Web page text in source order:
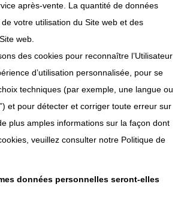
après-vente. La quantité de données
votre utilisation du Site web et des
web.
des cookies pour reconnaître l’Utilisateur
d’utilisation personnalisée, pour se
techniques (par exemple, une langue ou
et pour détecter et corriger toute erreur sur
plus amples informations sur la façon dont
veuillez consulter notre Politique de
données personnelles seront-elles